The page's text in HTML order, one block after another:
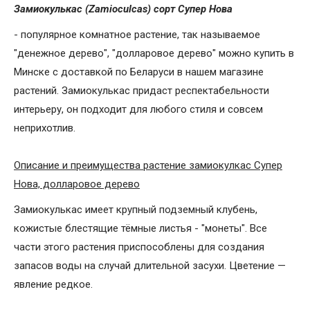
Замиокулькас (Zamioculcas) сорт Супер Нова
- популярное комнатное растение, так называемое
"денежное дерево", "долларовое дерево" можно купить в
Минске с доставкой по Беларуси в нашем магазине
растений. Замиокулькас придаст респектабельности
интерьеру, он подходит для любого стиля и совсем
неприхотлив.
Описание и преимущества растение замиокулкас Супер
Нова, долларовое дерево
Замиокулькас имеет крупный подземный клубень,
кожистые блестящие тёмные листья - "монеты". Все
части этого растения приспособлены для создания
запасов воды на случай длительной засухи. Цветение —
явление редкое.